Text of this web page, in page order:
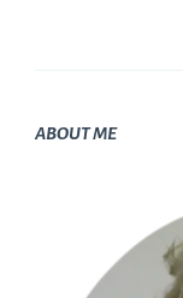
ABOUT ME